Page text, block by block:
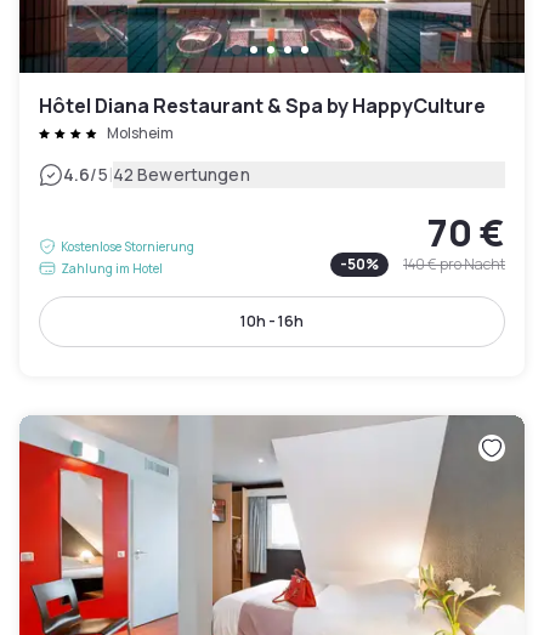
Hôtel Diana Restaurant & Spa by HappyCulture
Molsheim
4.6/5|42 Bewertungen
Kostenlose Stornierung
Zahlung im Hotel
70 €
-50% 140 €pro Nacht
10h - 16h